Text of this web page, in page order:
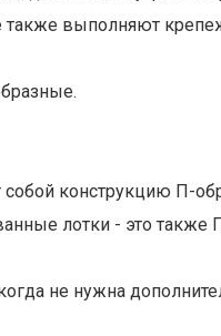
также выполняют
конструкцию П-
лотки - это
не нужна